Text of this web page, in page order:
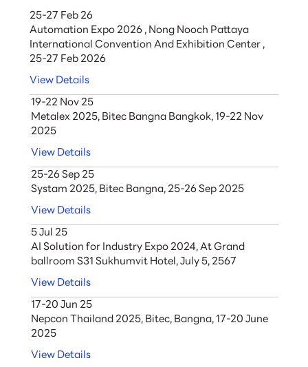
25-27 Feb 26
Automation Expo 2026 , Nong Nooch Pattaya
International Convention And Exhibition Center ,
25-27 Feb 2026
View Details
19-22 Nov 25
Metalex 2025, Bitec Bangna Bangkok, 19-22 Nov
2025
View Details
25-26 Sep 25
Systam 2025, Bitec Bangna, 25-26 Sep 2025
View Details
5 Jul 25
AI Solution for Industry Expo 2024, At Grand
ballroom S31 Sukhumvit Hotel, July 5, 2567
View Details
17-20 Jun 25
Nepcon Thailand 2025, Bitec, Bangna, 17-20 June
2025
View Details